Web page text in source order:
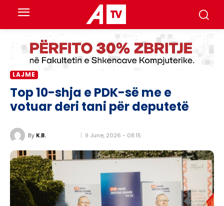
LAJME
Top 10-shja e PDK-së me e
votuar deri tani për deputetë
By K.B. 9 June, 2026 - 08:15